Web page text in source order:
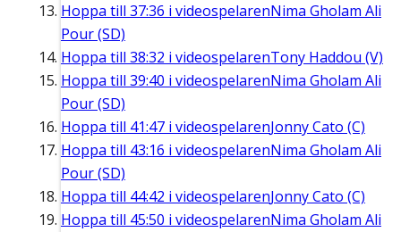
Hoppa till 37:36 i videospelarenNima Gholam Ali
Pour (SD)
Hoppa till 38:32 i videospelarenTony Haddou (V)
Hoppa till 39:40 i videospelarenNima Gholam Ali
Pour (SD)
Hoppa till 41:47 i videospelarenJonny Cato (C)
Hoppa till 43:16 i videospelarenNima Gholam Ali
Pour (SD)
Hoppa till 44:42 i videospelarenJonny Cato (C)
Hoppa till 45:50 i videospelarenNima Gholam Ali